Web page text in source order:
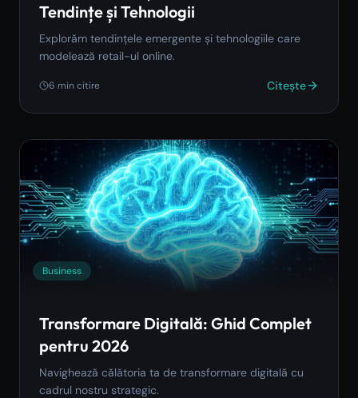
Tendințe și Tehnologii
Explorăm tendințele emergente și tehnologiile care
modelează retail-ul online.
6 min citire Citește
Business
Transformare Digitală: Ghid Complet
pentru 2026
Navighează călătoria ta de transformare digitală cu
cadrul nostru strategic.